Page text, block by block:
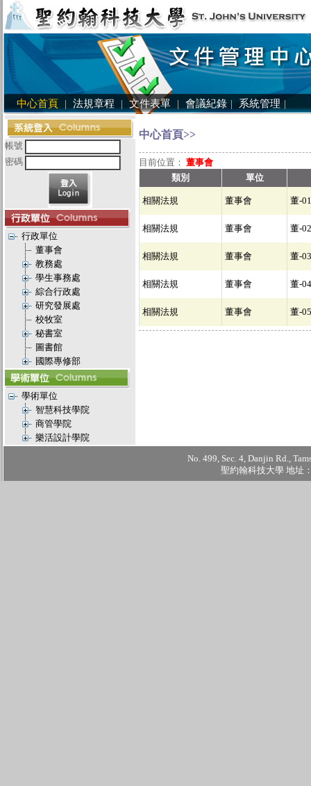
中心首頁 | 法規章程 | 文件表單 | 會議紀錄 | 系統管理 |
帳號
密碼
行政單位
董事會
教務處
學生事務處
綜合行政處
研究發展處
校牧室
秘書室
圖書館
國際專修部
學術單位
智慧科技學院
商管學院
樂活設計學院
中心首頁>>
目前位置： 董事會
類別
單位
相關法規 董事會 董-01
相關法規 董事會 董-02
相關法規 董事會 董-03
相關法規 董事會 董-04
相關法規 董事會 董-05
No. 499, Sec. 4, Danjin Rd.,
聖約翰科技大學 地址